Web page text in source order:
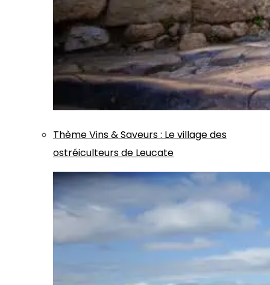
ThèmeVins & Saveurs: Le village des
ostréiculteurs de Leucate